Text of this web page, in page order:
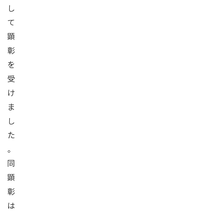
し
て
顕
彰
を
受
け
ま
し
た
。
同
顕
彰
は